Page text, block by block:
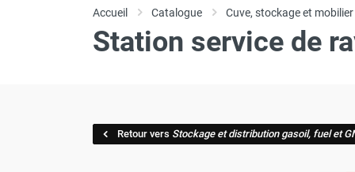
Climatiseur
Climatiseur mobile
Rafraichisseur d'air mobile
Accueil Catalogue Cuve, stockage et mobilier
Station service de
Retour vers Stockage et distribution gasoil, fuel et